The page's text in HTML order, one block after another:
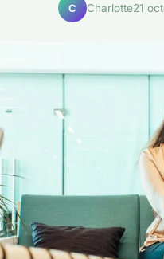
C Charlotte21